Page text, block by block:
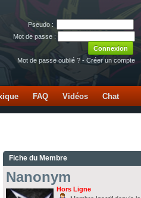
Pseudo :
Mot de passe :
Mot de passe oublié ? - Créer un compte
FAQ Vidéos Chat
Fiche du Membre
Nanonym
Hors Ligne